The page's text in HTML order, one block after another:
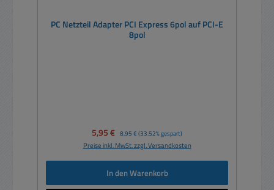
PC Netzteil Adapter PCI Express 6pol auf PCI-E
8pol
Verkaufspreis:
5,95 € Regulärer Preis:
8,95 € (33.52% gespart)
Preise inkl. MwSt. zzgl. Versandkosten
In den Warenkorb